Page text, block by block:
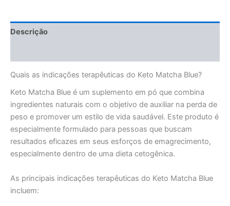
Descrição
Quais as indicações terapêuticas do Keto Matcha Blue?
Keto Matcha Blue é um suplemento em pó que combina
ingredientes naturais com o objetivo de auxiliar na perda de
peso e promover um estilo de vida saudável. Este produto é
especialmente formulado para pessoas que buscam
resultados eficazes em seus esforços de emagrecimento,
especialmente dentro de uma dieta cetogênica.
As principais indicações terapêuticas do Keto Matcha Blue
incluem: